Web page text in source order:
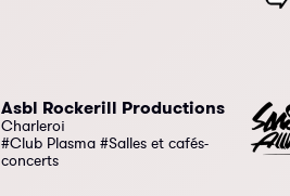
Asbl Rockerill Productions
Charleroi
#Club Plasma #Salles et cafés-
concerts